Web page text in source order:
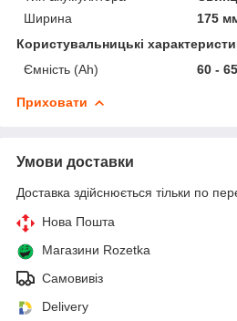
Ширина
175
Користувальницькі
Ємність (Ah)
60 -
Приховати
Умови доставки
Доставка здійснюється тільки по
Нова Пошта
Магазини Rozetka
Самовивіз
Delivery